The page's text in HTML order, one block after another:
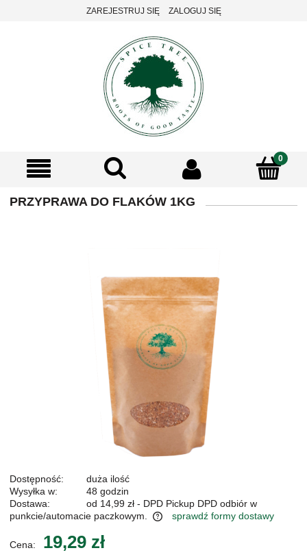
ZAREJESTRUJ SIĘ ZALOGUJ SIĘ
PRZYPRAWA DO FLAKÓW 1KG
Dostępność:
duża ilość
Wysyłka w:
48 godzin
Dostawa:
od 14,99 zł - DPD Pickup DPD odbiór w
punkcie/automacie paczkowym.
sprawdź formy dostawy
Cena: 19,29 zł